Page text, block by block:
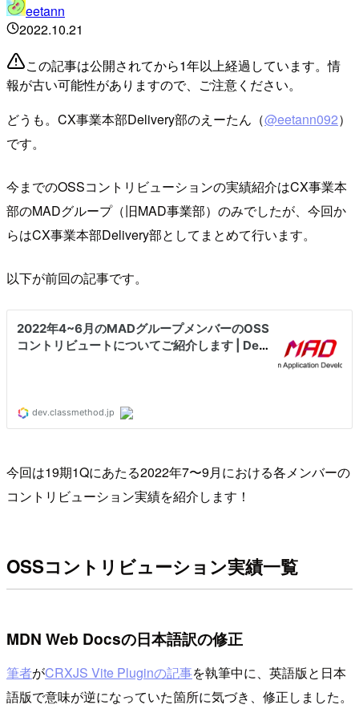
eetann
2022.10.21
この記事は公開されてから1年以上経過しています。情
報が古い可能性がありますので、ご注意ください。
どうも。CX事業本部Delivery部のえーたん（@eetann092）
です。
今までのOSSコントリビューションの実績紹介はCX事業本
部のMADグループ（旧MAD事業部）のみでしたが、今回か
らはCX事業本部Delivery部としてまとめて行います。
以下が前回の記事です。
今回は19期1Qにあたる2022年7〜9月における各メンバーの
コントリビューション実績を紹介します！
OSSコントリビューション実績一覧
MDN Web Docsの日本語訳の修正
筆者がCRXJS Vite Pluginの記事を執筆中に、英語版と日本
語版で意味が逆になっていた箇所に気づき、修正しました。